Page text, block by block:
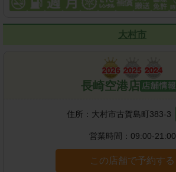
大村市
長崎空港店
住所： 大村市古賀島町383-3
営業時間： 09:00-21:00
この店舗で予約する